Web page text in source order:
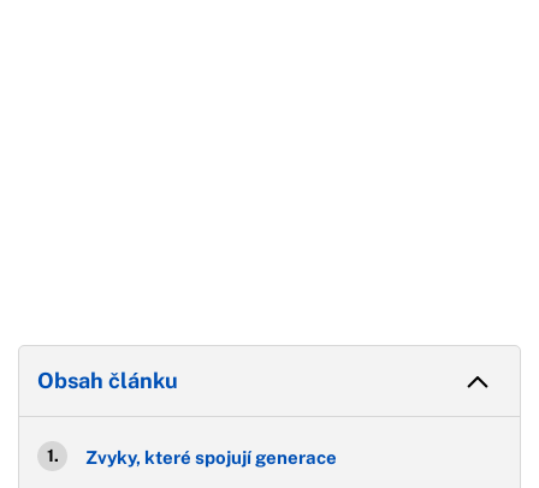
Obsah článku
Zvyky, které spojují generace